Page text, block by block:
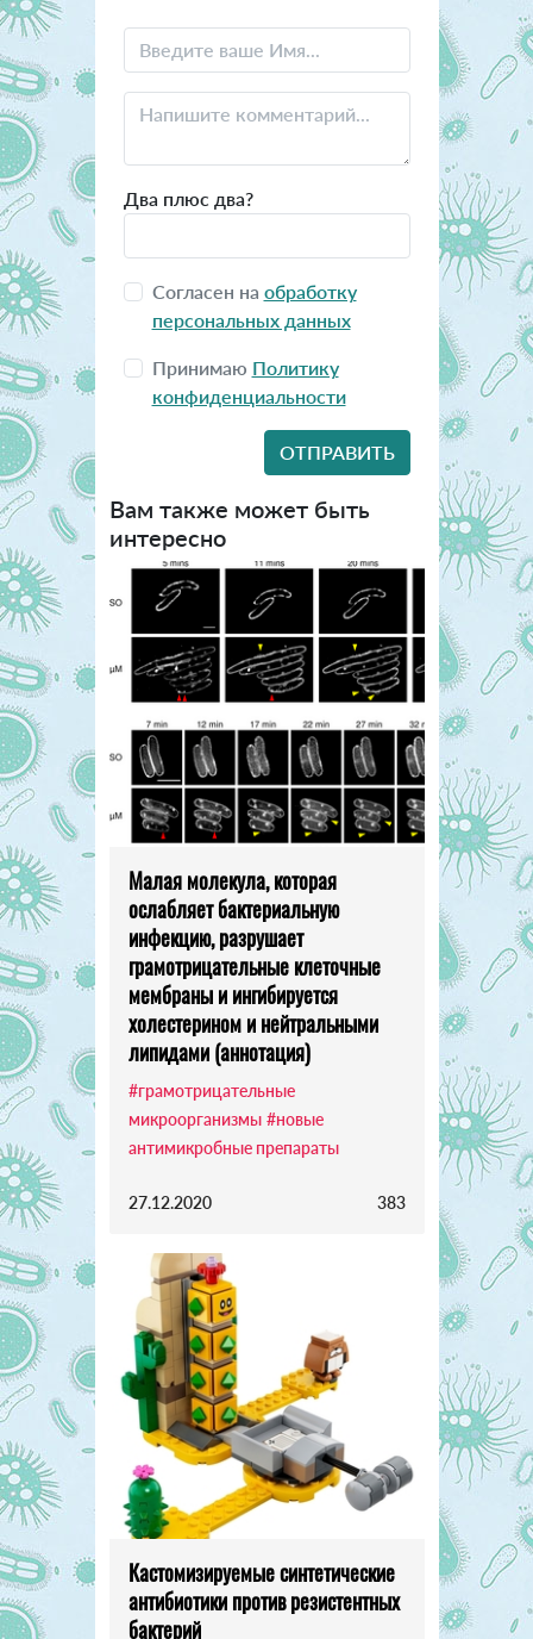
Два плюс два?
Согласен на обработку
персональных данных
Принимаю Политику
конфиденциальности
Вам также может быть
интересно
Малая молекула, которая
ослабляет бактериальную
инфекцию, разрушает
грамотрицательные клеточные
мембраны и ингибируется
холестерином и нейтральными
липидами (аннотация)
#грамотрицательные
микроорганизмы #новые
антимикробные препараты
27.12.2020 383
Кастомизируемые синтетические
антибиотики против резистентных
бактерий